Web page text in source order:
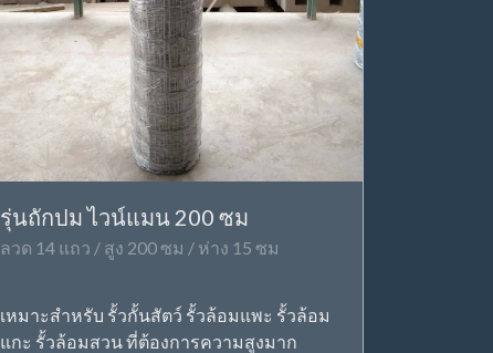
รุ่นถักปม ไวน์แมน 200 ซม
ลวด 14 แถว / สูง 200 ซม / ห่าง 15 ซม
เหมาะสำหรับ รั้วกั้นสัตว์ รั้วล้อมแพะ รั้วล้อม
แกะ รั้วล้อมสวน ที่ต้องการความสูงมาก